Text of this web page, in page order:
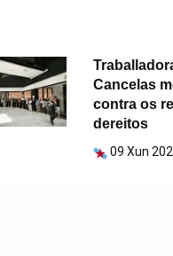
Cancelas
contra os
dereitos
09 Xun